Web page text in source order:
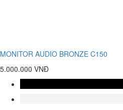
MONITOR AUDIO BRONZE C150
5.000.000 VNĐ